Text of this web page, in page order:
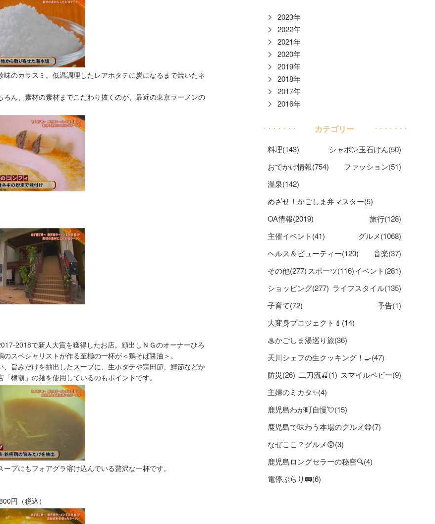
のカラスミ。低温調理したレアホタテに炭になるまで焼いたネ
ん、素材の素材までこだわり抜くのが、最近の東京ラーメンの
2018で新人大賞を獲得したお店。顔出しＮＧのオーナーひろ
スペシャリストが作る至極の一杯が＜鶏そば醤油＞。
旨みだけを抽出したスープに、生ホタテや宗田節、鰹節などか
棣顎」の麺を使用しているのもポイントです。
プにもフォアグラ溶け込んでいる贅沢な一杯です。
円（税込）
2023年
2022年
2021年
2020年
2019年
2018年
2017年
2016年
カテゴリー
料理(143)
シャボン玉石けん(50)
おでかけ情報(754)
ファッション(51)
温泉(142)
めざせ！かごしま弁マスター(5)
OA情報(2019)
旅行(128)
主催イベント(41)
グルメ(1068)
ヘルス＆ビューティー(120)
音楽(37)
その他(277) スポーツ(116)イベント(281)
ショッピング(277) ライフスタイル(135)
子育て(72)
予告(1)
大変身プロジェクト💄(14)
♨かごしま湯巡り旅(36)
天川シェフの生クッキング！🍳(47)
防災(26) 二刀流🍒(1) スマイルベビー(9)
主婦のミカタ✨(4)
鹿児島わが町自慢💘(15)
鹿児島で味わう本場のグルメ😋(7)
なぜここ？グルメ😲(3)
鹿児島ロングセラーの秘密🔍(4)
電停ぶらり🚃(6)